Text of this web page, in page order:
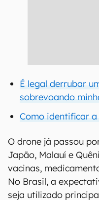
É legal derrubar
sobrevoando
Como identificar a
O drone já passou
Japão, Malauí e
vacinas,
No Brasil, a
seja utilizado